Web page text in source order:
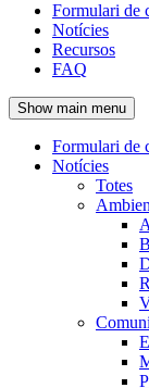
Navegació
principal
de
Formulari de
Notícies
Recursos
FAQ
Show main menu
Navegació
principal
Formulari de
Notícies
Totes